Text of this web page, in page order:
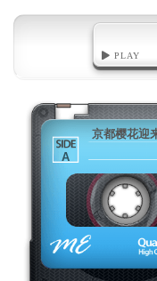
PLAY
A
京都樱花迎